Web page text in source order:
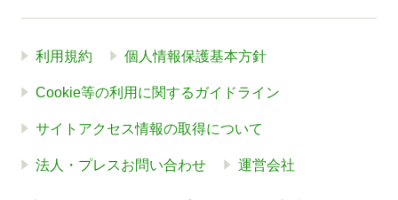
利用規約 個人情報保護基本方針
Cookie等の利用に関するガイドライン
サイトアクセス情報の取得について
法人・プレスお問い合わせ 運営会社